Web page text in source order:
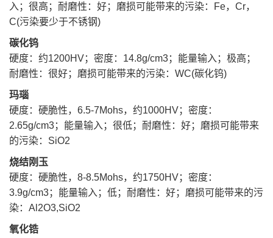
入；很高；耐磨性：好；磨损可能带来的污染：Fe，Cr，
C(污染要少于不锈钢)
碳化钨
硬度：约1200HV； 密度：14.8g/cm3；能量输入；极高；
耐磨性：很好；磨损可能带来的污染：WC(碳化钨)
玛瑙
硬度：硬脆性，6.5-7Mohs，约1000HV； 密度：
2.65g/cm3；能量输入；很低；耐磨性：好；磨损可能带来
的污染：SiO2
烧结刚玉
硬度：硬脆性，8-8.5Mohs，约1750HV； 密度：
3.9g/cm3；能量输入；低；耐磨性：好；磨损可能带来的污
染：Al2O3,SiO2
氧化锆